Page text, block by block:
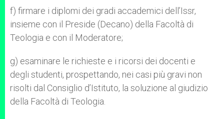
f) firmare i diplomi dei gradi accademici dell’Issr,
insieme con il Preside (Decano) della Facoltà di
Teologia e con il Moderatore;
g) esaminare le richieste e i ricorsi dei docenti e
degli studenti, prospettando, nei casi più gravi non
risolti dal Consiglio d’Istituto, la soluzione al giudizio
della Facoltà di Teologia.